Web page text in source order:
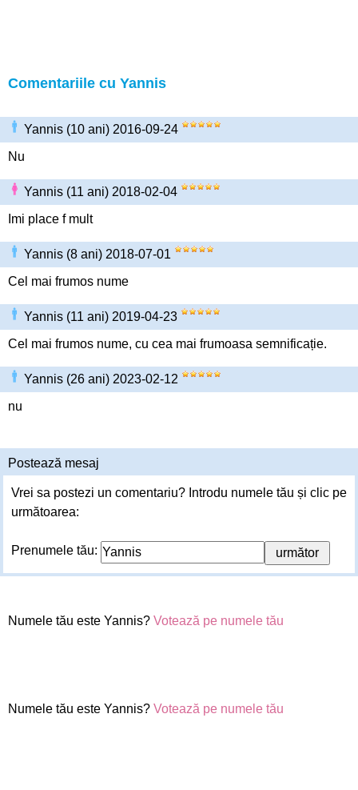
Comentariile cu Yannis
Yannis (10 ani) 2016-09-24
Nu
Yannis (11 ani) 2018-02-04
Imi place f mult
Yannis (8 ani) 2018-07-01
Cel mai frumos nume
Yannis (11 ani) 2019-04-23
Cel mai frumos nume, cu cea mai frumoasa semnificație.
Yannis (26 ani) 2023-02-12
nu
Postează mesaj
Vrei sa postezi un comentariu? Introdu numele tău și clic pe
următoarea:
Prenumele tău:
Numele tău este Yannis? Votează pe numele tău
Numele tău este Yannis? Votează pe numele tău